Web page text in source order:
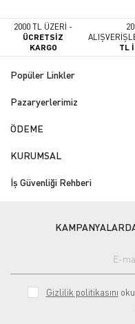
2000 TL ÜZERİ -
ÜCRETSİZ
KARGO
TL
Popüler Linkler
Pazaryerlerimiz
ÖDEME
KURUMSAL
İş Güvenliği Rehberi
Gizlilik politikasını